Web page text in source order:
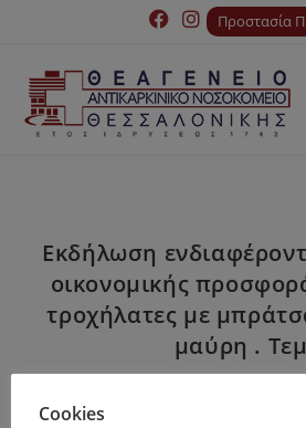
Προστασία
Εκδήλωση
οικονομικής
τροχήλατες με
μαύρη .
Cookies